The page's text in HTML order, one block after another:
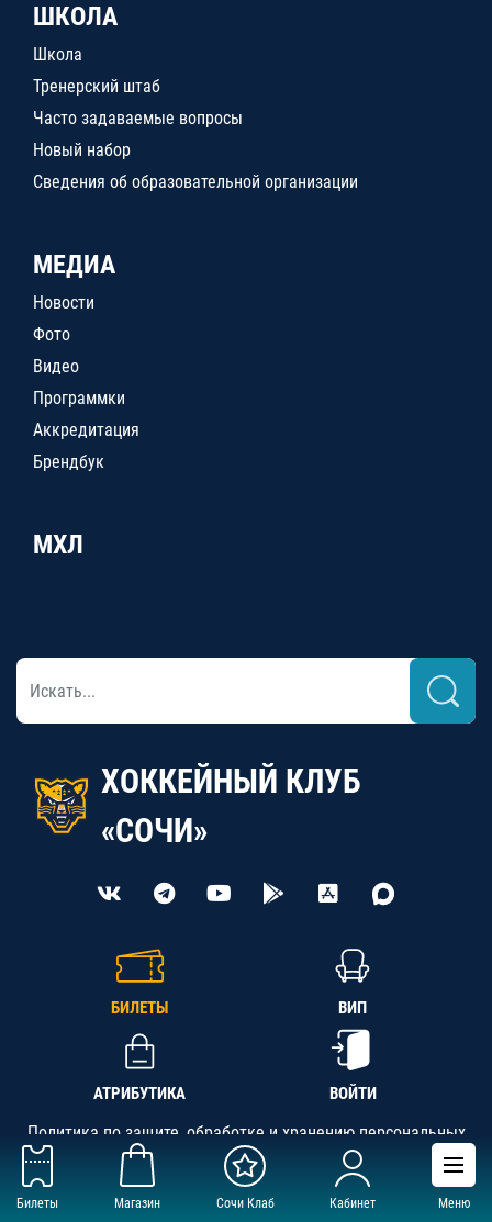
Билеты Магазин Сочи Клаб Кабинет Меню
ШКОЛА
Школа
Тренерский штаб
Часто задаваемые вопросы
Новый набор
Сведения об образовательной организации
МЕДИА
Новости
Фото
Видео
Программки
Аккредитация
Брендбук
МХЛ
ХОККЕЙНЫЙ КЛУБ
«СОЧИ»
БИЛЕТЫ ВИП
АТРИБУТИКА ВОЙТИ
Политика по защите, обработке и хранению персональных
данных
АНО «СК «Кубань-Регион», ОГРН 1142300002349,